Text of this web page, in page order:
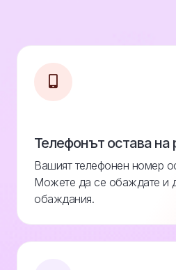
Телефонът остава на
Вашият телефонен номер
Можете да се обаждате и
обаждания.